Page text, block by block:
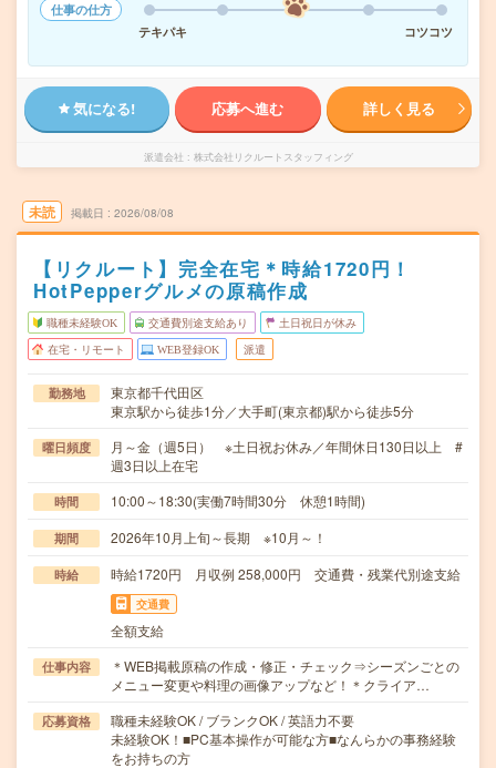
仕事の仕方
テキパキ
コツコツ
気になる! 応募へ進む 詳しく見る
派遣会社 株式会社リクルートスタッフィング
未読 掲載日 2026/08/08
【リクルート】完全在宅＊時給1720円！
HotPepperグルメの原稿作成
職種未経験OK 交通費別途支給あり 土日祝日が休み
在宅・リモート WEB登録OK 派遣
勤務地
東京都千代田区
東京駅から徒歩1分／大手町(東京都)駅から徒歩5分
曜日頻度
月～金（週5日） ※土日祝お休み／年間休日130日以上 #
週3日以上在宅
時間 10:00～18:30(実働7時間30分 休憩1時間)
期間 2026年10月上旬～長期 ※10月～！
時給 時給1720円 月収例 258,000円 交通費・残業代別途支給
交通費
全額支給
仕事内容
＊WEB掲載原稿の作成・修正・チェック⇒シーズンごとの
メニュー変更や料理の画像アップなど！＊クライア…
応募資格
職種未経験OK / ブランクOK / 英語力不要
未経験OK！■PC基本操作が可能な方■なんらかの事務経験
をお持ちの方